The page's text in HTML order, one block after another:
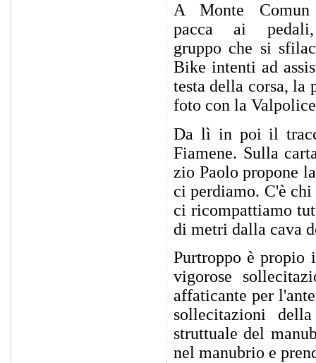
A Monte
pacca ai
gruppo che si
Bike intenti ad
testa della corsa, la
foto con la
Da lì in poi il
Fiamene. Sulla
zio Paolo propone
ci perdiamo. C'è chi
ci ricompattiamo
di metri dalla cava
Purtroppo è propio
vigorose
affaticante per
sollecitazioni
struttuale del
nel manubrio e